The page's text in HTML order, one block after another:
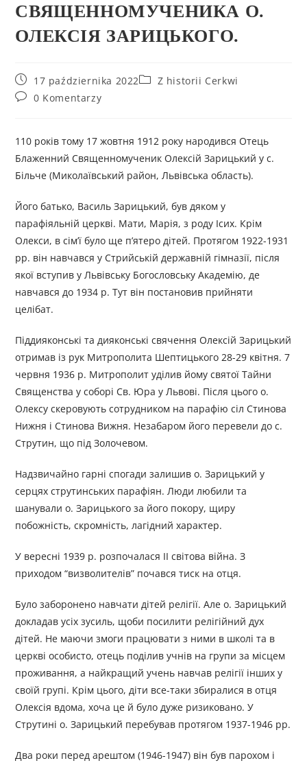
СВЯЩЕННОМУЧЕНИКА О.
ОЛЕКСІЯ ЗАРИЦЬКОГО.
17 października 2022
Z historii Cerkwi
0 Komentarzy
110 років тому 17 жовтня 1912 року народився Отець
Блаженний Священномученик Олексій Зарицький у с.
Більче (Миколаївський район, Львівська область).
Його батько, Василь Зарицький, був дяком у
парафіяльній церкві. Мати, Марія, з роду Ісих. Крім
Олекси, в сім’ї було ще п’ятеро дітей. Протягом 1922-1931
рр. він навчався у Стрийській державній гімназії, після
якої вступив у Львівську Богословську Академію, де
навчався до 1934 р. Тут він постановив прийняти
целібат.
Піддияконські та дияконські свячення Олексій Зарицький
отримав із рук Митрополита Шептицького 28-29 квітня. 7
червня 1936 р. Митрополит уділив йому святої Тайни
Священства у соборі Св. Юра у Львові. Після цього о.
Олексу скеровують сотрудником на парафію сіл Стинова
Нижня і Стинова Вижня. Незабаром його перевели до с.
Струтин, що під Золочевом.
Надзвичайно гарні спогади залишив о. Зарицький у
серцях струтинських парафіян. Люди любили та
шанували о. Зарицького за його покору, щиру
побожність, скромність, лагідний характер.
У вересні 1939 р. розпочалася ІІ світова війна. З
приходом “визволителів” почався тиск на отця.
Було заборонено навчати дітей релігії. Але о. Зарицький
докладав усіх зусиль, щоби посилити релігійний дух
дітей. Не маючи змоги працювати з ними в школі та в
церкві особисто, отець поділив учнів на групи за місцем
проживання, а найкращий учень навчав релігії інших у
своїй групі. Крім цього, діти все-таки збиралися в отця
Олексія вдома, хоча це й було дуже ризиковано. У
Струтині о. Зарицький перебував протягом 1937-1946 рр.
Два роки перед арештом (1946-1947) він був парохом і